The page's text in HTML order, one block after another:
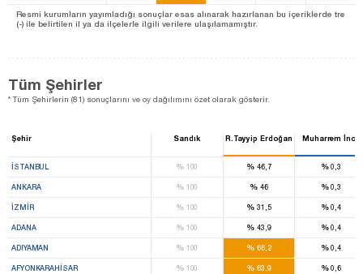
Resmi kurumların yayımladığı sonuçlar esas alınarak hazırlanan bu içeriklerde tre
(-) ile belirtilen il ya da ilçelerle ilgili verilere ulaşılamamıştır.
Tüm Şehirler
* Tüm Şehirlerin (81) sonuçlarını ve oy dağılımını özet olarak gösterir.
Şehir Sandık R.Tayyip Erdoğan Muharrem İnce
İSTANBUL %100 % 46,7 %0,3
ANKARA %100 % 46 %0,3
İZMIR %100 % 31,5 %0,4
ADANA %100 % 43,9 %0,4
ADIYAMAN %100 % 66,2 %0,4
AFYONKARAHISAR %100 % 63,9 %0,6